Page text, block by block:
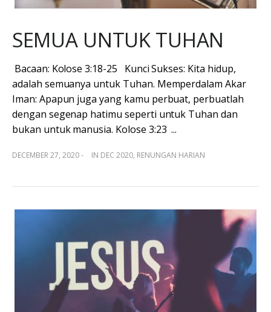
SEMUA UNTUK TUHAN
Bacaan: Kolose 3:18-25 Kunci Sukses: Kita hidup,
adalah semuanya untuk Tuhan. Memperdalam Akar
Iman: Apapun juga yang kamu perbuat, perbuatlah
dengan segenap hatimu seperti untuk Tuhan dan
bukan untuk manusia. Kolose 3:23 ...
DECEMBER 27, 2020 - IN DEC 2020, RENUNGAN HARIAN